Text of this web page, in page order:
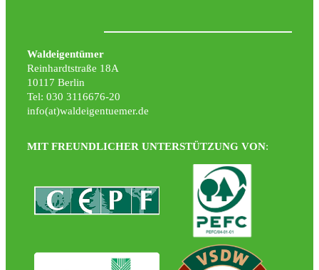
Waldeigentümer
Reinhardtstraße 18A
10117 Berlin
Tel: 030 3116676-20
info(at)waldeigentuemer.de
MIT FREUNDLICHER UNTERSTÜTZUNG VON: